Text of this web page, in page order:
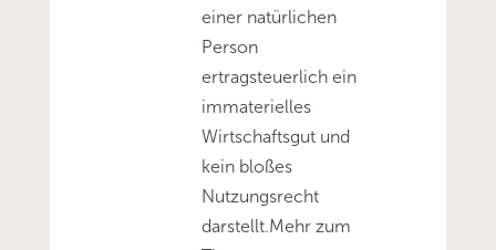
einer natürlichen
Person
ertragsteuerlich ein
immaterielles
Wirtschaftsgut und
kein bloßes
Nutzungsrecht
darstellt.Mehr zum